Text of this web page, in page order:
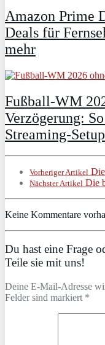
Amazon Prime
Deals für
mehr
Fußball-WM
Verzögerung:
Streaming-Setup
Vorheriger Artikel
Nächster Artikel Die
Keine Kommentare
Du hast eine Frage
Teile sie mit uns!
Deine E-Mail-Adresse
Felder sind markiert *